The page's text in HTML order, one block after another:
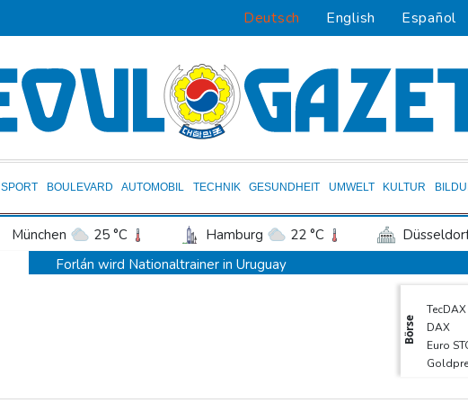
Deutsch English Español
SPORT BOULEVARD AUTOMOBIL TECHNIK GESUNDHEIT UMWELT KULTUR
München 25 °C Hamburg 22 °C
Potsdam 27 °C Leipzig
Bremen
Wien
Forlán wird Nationaltrainer in Uruguay
Mutter mit 71 Stichen getötet und Leiche zerstückelt: Mann muss in
Nach Ausweisung von Journalistin: Russland wirft Frankreich
Iran-Krieg: Berichte über US-Munitionsknappheit - Pakistan will
Börse
TecDAX
DAX
Euro
MDAX